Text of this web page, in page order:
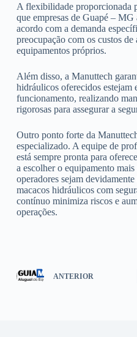
A flexibilidade proporcionada
que empresas de Guapé – MG
acordo com a demanda
preocupação com os custos
equipamentos próprios.
Além disso, a Manuttech
hidráulicos oferecidos estejam
funcionamento, realizando
rigorosas para assegurar a
Outro ponto forte da
especializado. A equipe de
está sempre pronta para
a escolher o equipamento
operadores sejam
macacos hidráulicos com
contínuo minimiza riscos e
operações.
ANTERIOR